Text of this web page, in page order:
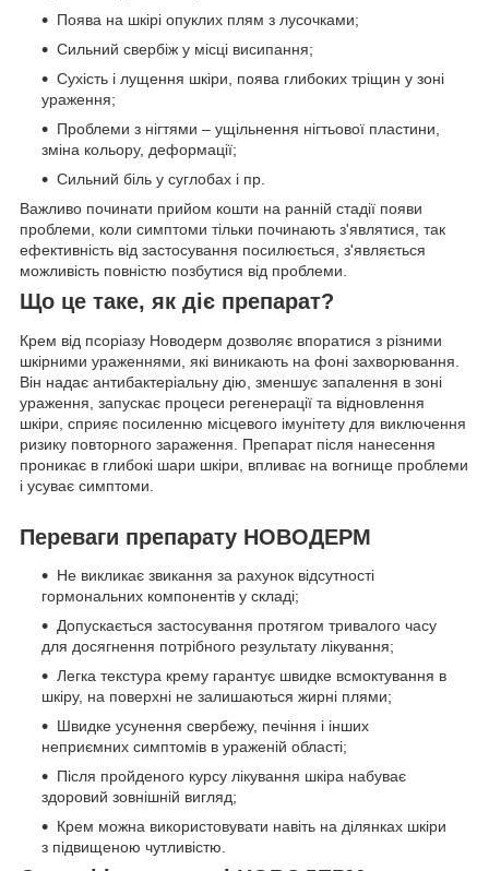
Поява на шкірі опуклих плям з лусочками;
Сильний свербіж у місці висипання;
Сухість і лущення шкіри, поява глибоких тріщин у зоні
ураження;
Проблеми з нігтями – ущільнення нігтьової пластини,
зміна кольору, деформації;
Сильний біль у суглобах і пр.
Важливо починати прийом кошти на ранній стадії появи
проблеми, коли симптоми тільки починають з'являтися, так
ефективність від застосування посилюється, з'являється
можливість повністю позбутися від проблеми.
Що це таке, як діє препарат?
Крем від псоріазу Новодерм дозволяє впоратися з різними
шкірними ураженнями, які виникають на фоні захворювання.
Він надає антибактеріальну дію, зменшує запалення в зоні
ураження, запускає процеси регенерації та відновлення
шкіри, сприяє посиленню місцевого імунітету для виключення
ризику повторного зараження. Препарат після нанесення
проникає в глибокі шари шкіри, впливає на вогнище проблеми
і усуває симптоми.
Переваги препарату НОВОДЕРМ
Не викликає звикання за рахунок відсутності
гормональних компонентів у складі;
Допускається застосування протягом тривалого часу
для досягнення потрібного результату лікування;
Легка текстура крему гарантує швидке всмоктування в
шкіру, на поверхні не залишаються жирні плями;
Швидке усунення свербежу, печіння і інших
неприємних симптомів в ураженій області;
Після пройденого курсу лікування шкіра набуває
здоровий зовнішній вигляд;
Крем можна використовувати навіть на ділянках шкіри
з підвищеною чутливістю.